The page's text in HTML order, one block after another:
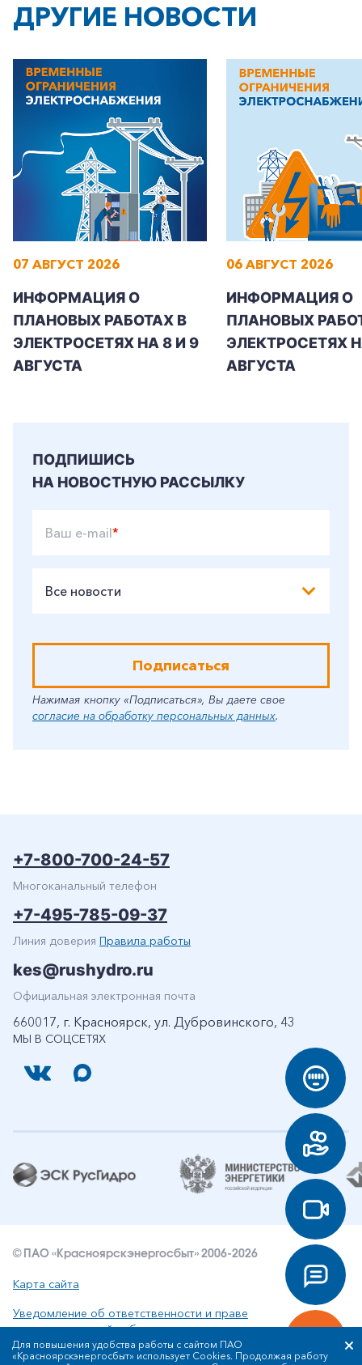
+7-800-700-24-57
Частным клиентам
Корпоративным клиентам
ДРУГИЕ НОВОСТИ
07 АВГУСТ 2026
ИНФОРМАЦИЯ О
ПЛАНОВЫХ РАБОТАХ В
ЭЛЕКТРОСЕТЯХ НА 8 И 9
АВГУСТА
06 АВГУСТ 2026
ИНФОРМАЦИЯ О
ПЛАНОВЫХ
ЭЛЕКТРОСЕТЯХ
АВГУСТА
ПОДПИШИСЬ
НА НОВОСТНУЮ РАССЫЛКУ
Ваш e-mail*
Все новости
Подписаться
Нажимая кнопку «Подписаться», Вы даете свое
согласие на обработку персональных данных.
МЫ В СОЦСЕТЯХ
+7-800-700-24-57
Многоканальный телефон
+7-495-785-09-37
Линия доверия Правила работы
kes@rushydro.ru
Официальная электронная почта
660017, г. Красноярск, ул. Дубровинского, 43
© ПАО «Красноярскэнергосбыт» 2006-2026
Карта сайта
Уведомление об ответственности и праве
интеллектуальной собственности
Политика ПАО «Красноярскэнергосбыт» в отношении
Для повышения удобства работы с сайтом ПАО
«Красноярскэнергосбыт» использует Cookies. Продолжая работу